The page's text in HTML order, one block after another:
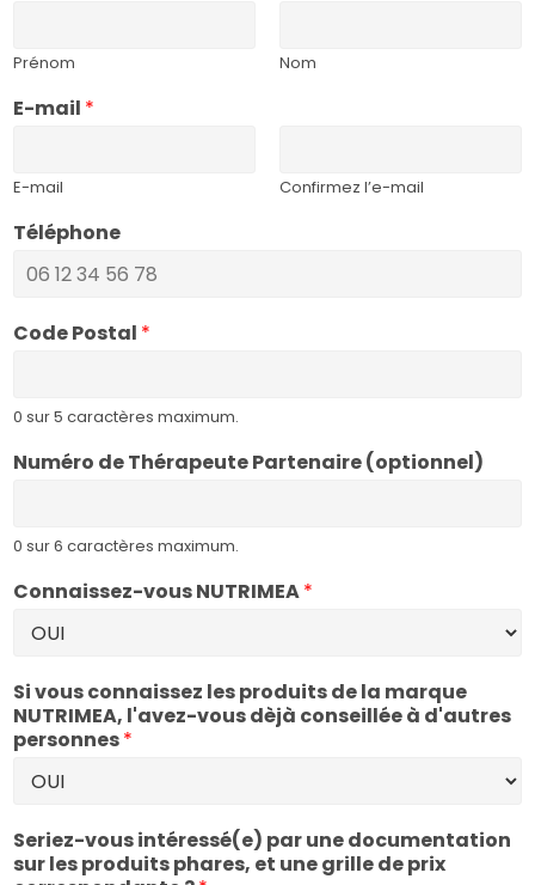
Prénom Nom
E-mail *
E-mail Confirmez l’e-mail
Téléphone
e
t
t
r
s
é
(
t
Code Postal *
0 sur 5 caractères maximum.
Numéro de Thérapeute Partenaire (optionnel)
0 sur 6 caractères maximum.
Connaissez-vous NUTRIMEA*
Si vous connaissez les produits de la marque
NUTRIMEA, l'avez-vous dèjà conseillée à d'autres
personnes*
Seriez-vous intéressé(e) par une documentation
sur les produits phares, et une grille de prix